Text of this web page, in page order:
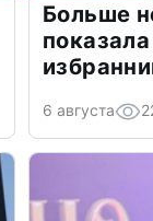
Больше
6 августа